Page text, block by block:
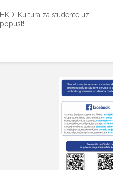
HKD: Kultura za studente uz
popust!